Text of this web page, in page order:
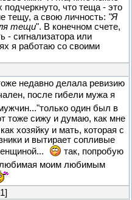
подчеркнуто, что теща - это
тещу, а свою личность: "Я
тещи". В конечном счете,
- сигнализатора или
я работаю со своими
недавно делала ревизию
после гибели мужа я
один был в
тоже сижу и думаю, как мне
хозяйку и мать, которая с
и вытирает сопливые
так, попробую
моим любимым